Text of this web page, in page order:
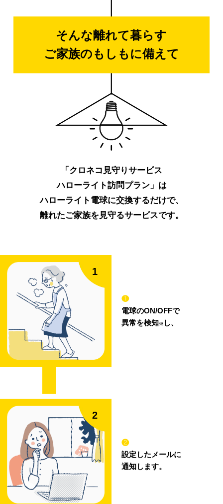
そんな離れて暮らす
ご家族のもしもに備えて
「クロネコ見守りサービス
ハローライト訪問プラン」は
ハローライト電球に交換するだけで、
離れたご家族を見守るサービスです。
❶
電球のON/OFFで
異常を検知※ し、
❷
設定したメールに
通知します。